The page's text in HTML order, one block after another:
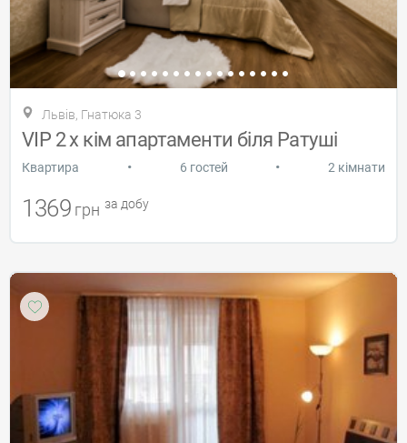
Львів, Гнатюка 3
VIP 2 х кім апартаменти біля Ратуші
Квартира • 6 гостей • 2 кімнати
1369 грн за добу